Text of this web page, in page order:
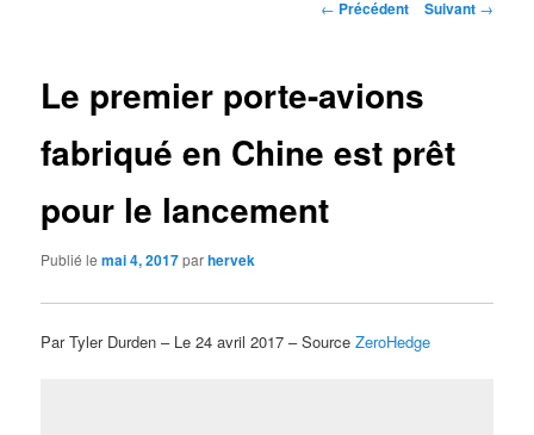
Navigation
← Précédent Suivant →
Le premier porte-avions
fabriqué en Chine est prêt
pour le lancement
Publié lemai 4, 2017parhervek
Par Tyler Durden – Le 24 avril 2017 – SourceZeroHedge